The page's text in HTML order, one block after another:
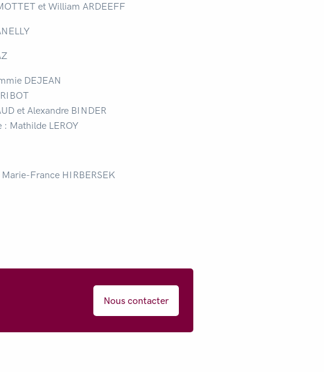
et William ARDEEFF
DEJEAN
et Alexandre BINDER
Mathilde LEROY
France HIRBERSEK
Nous contacter